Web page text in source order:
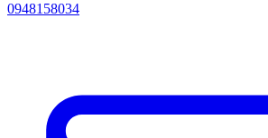
0948158034